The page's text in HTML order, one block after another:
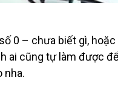
0 – chưa biết gì,
ai cũng tự làm được
nha.